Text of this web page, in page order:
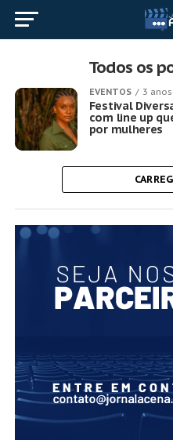
Todos os
EVENTOS 3
Festival
com line up
por mulheres